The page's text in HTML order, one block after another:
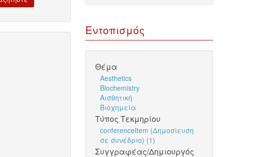
Εντοπισμός
Θέμα
Aesthetics
Biochemistry
Αισθητική
Βιοχημεία
Τύπος Τεκμηρίου
conferenceItem (Δημοσίευση
σε συνέδριο) (1)
Συγγραφέας/Δημιουργός